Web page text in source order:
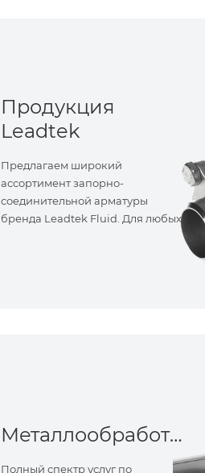
Продукция
Leadtek
Предлагаем широкий
ассортимент запорно-
соединительной арматуры
бренда Leadtek Fluid. Для любых
Металлообработка
Полный спектр услуг по